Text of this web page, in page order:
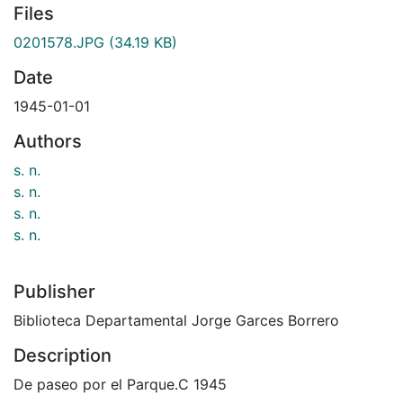
Files
0201578.JPG (34.19 KB)
Date
1945-01-01
Authors
s. n.
s. n.
s. n.
s. n.
Publisher
Biblioteca Departamental Jorge Garces Borrero
Description
De paseo por el Parque.C 1945